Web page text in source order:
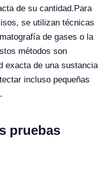
de su cantidad. Para
se utilizan técnicas
de gases o la
métodos son
exacta de una sustancia
incluso pequeñas
pruebas